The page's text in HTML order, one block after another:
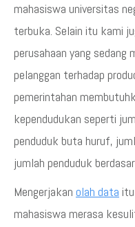
mahasiswa universitas
terbuka. Selain itu kami
perusahaan yang sedang
pelanggan terhadap
pemerintahan
kependudukan seperti
penduduk buta huruf,
jumlah penduduk
Mengerjakan olah data
mahasiswa merasa